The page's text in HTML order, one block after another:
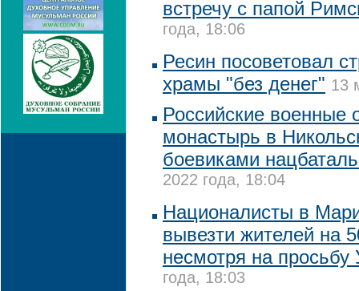
встречу с папой
года, 18:06
Ресин посоветовал
храмы "без денег" 13
Российские военные
монастырь в
боевиками
2022 года, 18:04
Националисты в
вывезти жителей на
несмотря на
года, 18:03